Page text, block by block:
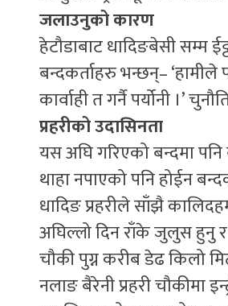
जलाउनुको कारण
हेटौडाबाट धादिङबेसी सम्म
बन्दकर्ताहरु भन्छन्–
कार्वाही त गर्नै पर्योनी ।’
प्रहरीको उदासिनता
यस अघि गरिएको बन्दमा पनि
थाहा नपाएको पनि होईन
धादिङ प्रहरीले साँझै
अघिल्लो दिन राँके जुलुस हुनु र
चौकी पुग्न करीब डेढ किलो
नलाङ बैरेनी प्रहरी चौकीमा